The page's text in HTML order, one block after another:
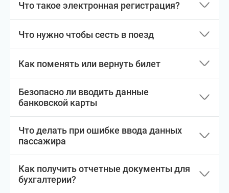
Что такое электронная регистрация?
Что нужно чтобы сесть в поезд
Как поменять или вернуть билет
Безопасно ли вводить данные
банковской карты
Что делать при ошибке ввода данных
пассажира
Как получить отчетные документы для
бухгалтерии?